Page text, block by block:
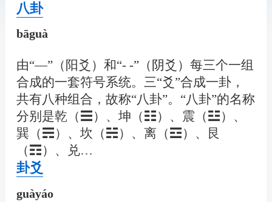
八卦
bāguà
由“—”（阳爻）和“- -”（阴爻）每三个一组
合成的一套符号系统。三“爻”合成一卦，
共有八种组合，故称“八卦”。“八卦”的名称
分别是乾（☰）、坤（☷）、震（☳）、
巽（☴）、坎（☵）、离（☲）、艮
（☶）、兑…
卦爻
guàyáo